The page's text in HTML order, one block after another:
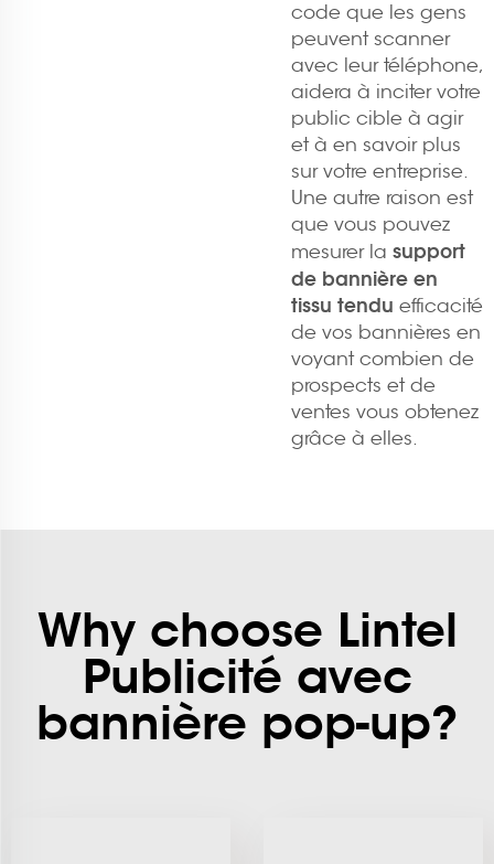
code que les gens
peuvent scanner
avec leur téléphone,
aidera à inciter votre
public cible à agir
et à en savoir plus
sur votre entreprise.
Une autre raison est
que vous pouvez
mesurer la support
de bannière en
tissu tendu efficacité
de vos bannières en
voyant combien de
prospects et de
ventes vous obtenez
grâce à elles.
Why choose Lintel
Publicité avec
bannière pop-up?